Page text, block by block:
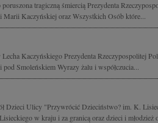
poruszona tragiczną śmiercią Prezydenta
Kaczyńskiej oraz Wszystkich Osób które...
Kaczyńskiego Prezydenta Rzeczypospolitej
Smoleńskiem Wyrazy żalu i współczucia...
Dzieci Ulicy "Przywrócić Dzieciństwo? im. K.
w kraju i za granicą oraz dzieci i